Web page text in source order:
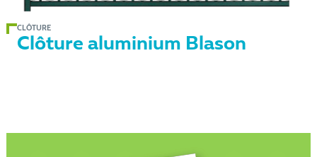
CLÔTURE
Clôture aluminium Blason